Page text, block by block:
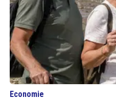
Economie